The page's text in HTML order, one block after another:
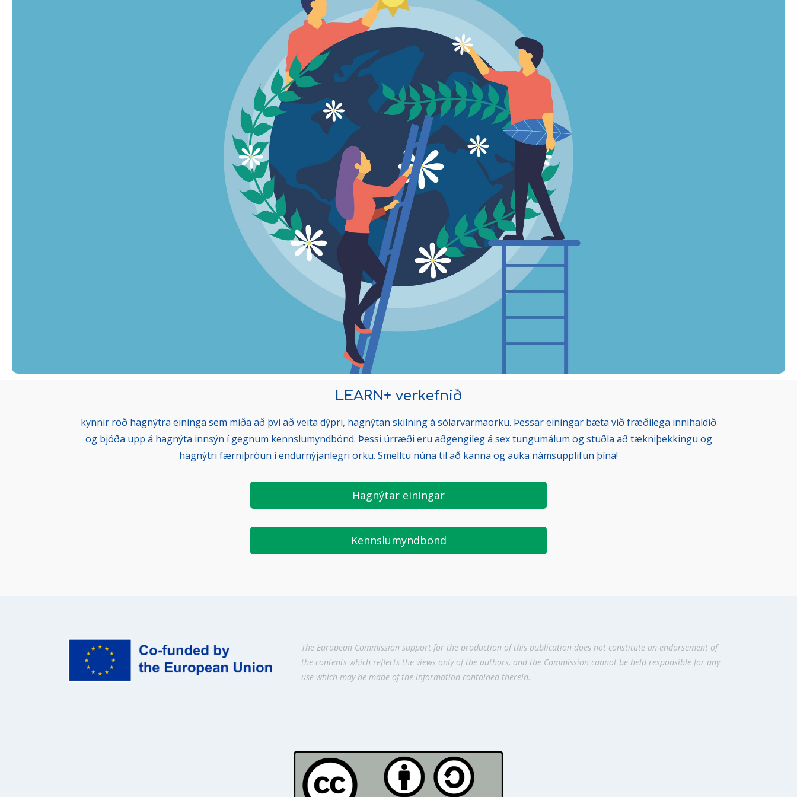
LEARN+ verkefnið
kynnir röð hagnýtra eininga sem miða að því að veita dýpri, hagnýtan skilning á sólarvarmaorku. Þessar einingar bæta við fræðilega innihaldið
og bjóða upp á hagnýta innsýn í gegnum kennslumyndbönd. Þessi úrræði eru aðgengileg á sex tungumálum og stuðla að tækniþekkingu og
hagnýtri færniþróun í endurnýjanlegri orku. Smelltu núna til að kanna og auka námsupplifun þína!
Hagnýtar einingar
Kennslumyndbönd
The European Commission support for the production of this publication does not constitute an endorsement of
the contents which reflects the views only of the authors, and the Commission cannot be held responsi­ble for any
use which may be made of the information contained therein.